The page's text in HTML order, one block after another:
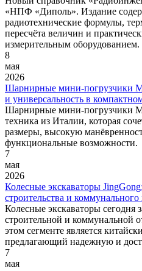
«НПФ «Диполь». Издание
радиотехнические формулы,
пересчёта величин и
измерительным оборудованием.
8
мая
2026
Шарнирные мини-погрузчики
и универсальность в
Шарнирные мини-погрузчики
техника из Италии, которая
размеры, высокую
функциональные возможности.
7
мая
2026
Колесные экскаваторы
строительства и коммунального
Колесные экскаваторы
строительной и коммунальной
этом сегменте является
предлагающий надежную и
7
мая